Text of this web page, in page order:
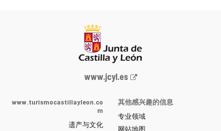
Junta
y
León
www.jcyl.es
www.turismocastillayleon.co
m
遗产与文化
其他感兴趣的信息
专业领域
网站地图